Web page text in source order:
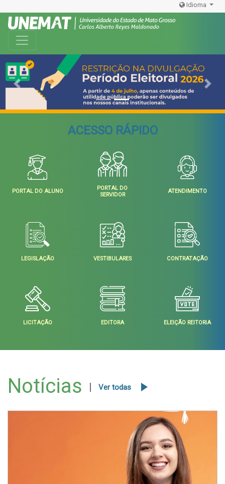
Idioma
Toggle navigation
Previous Next
ACESSO RÁPIDO
PORTAL DO ALUNO
PORTAL DO
SERVIDOR
ATENDIMENTO
LEGISLAÇÃO VESTIBULARES CONTRATAÇÃO
LICITAÇÃO EDITORA ELEIÇÃO REITORIA
Notícias Ver todas